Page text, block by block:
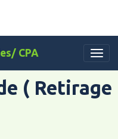
CPA
( Retirage